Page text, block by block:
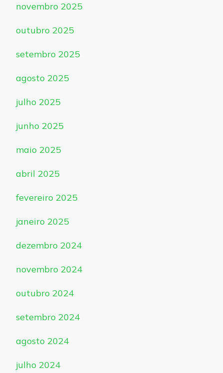
novembro 2025
outubro 2025
setembro 2025
agosto 2025
julho 2025
junho 2025
maio 2025
abril 2025
fevereiro 2025
janeiro 2025
dezembro 2024
novembro 2024
outubro 2024
setembro 2024
agosto 2024
julho 2024